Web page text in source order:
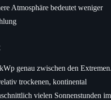
Atmosphäre bedeutet weniger
genau zwischen den
trockenen, kontinental
vielen Sonnenstunden im